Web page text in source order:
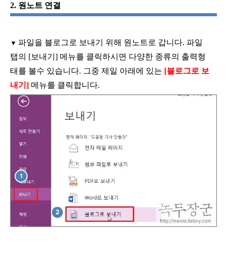
2. 원노트 연결
▼ 파일을 블로그로 보내기 위해 원노트로 갑니다. 파일
탭의 [보내기 ] 메뉴를 클릭하시면 다양한 종류의 출력형
태를 볼수 있습니다. 그중 제일 아래에 있는 [블로그로 보
내기 ] 메뉴를 클릭합니다.